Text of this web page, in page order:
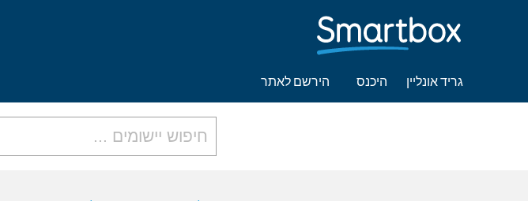
גריד אונליין היכנס הירשם לאתר